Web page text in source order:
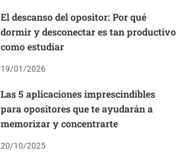
El descanso del opositor: Por qué
dormir y desconectar es tan productivo
como estudiar
19/01/2026
Las 5 aplicaciones imprescindibles
para opositores que te ayudarán a
memorizar y concentrarte
20/10/2025